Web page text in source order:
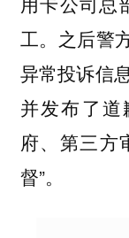
工。之后警
异常投诉信
并发布了道
府、第三方
督”。